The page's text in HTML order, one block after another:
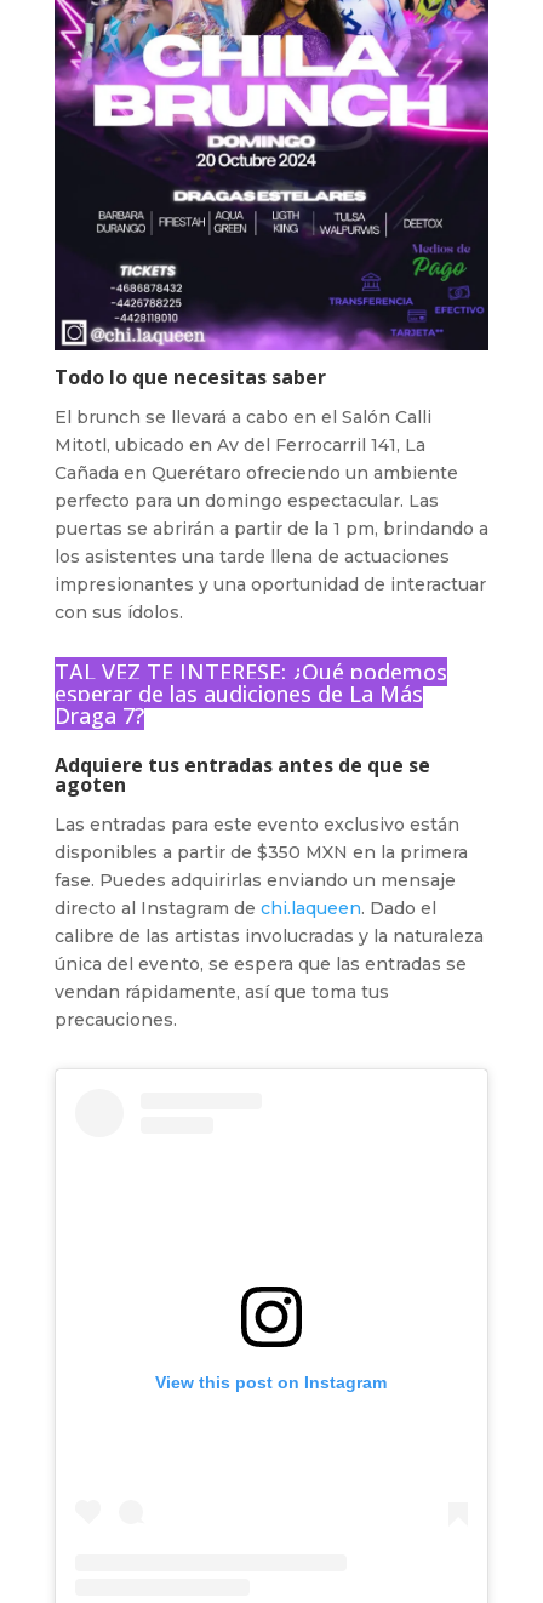
Todo lo que necesitas saber
El brunch se llevará a cabo en el Salón Calli
Mitotl, ubicado en Av del Ferrocarril 141, La
Cañada en Querétaro ofreciendo un ambiente
perfecto para un domingo espectacular. Las
puertas se abrirán a partir de la 1 pm, brindando a
los asistentes una tarde llena de actuaciones
impresionantes y una oportunidad de interactuar
con sus ídolos.
TAL VEZ TE INTERESE: ¿Qué podemos
esperar de las audiciones de La Más
Draga 7?
Adquiere tus entradas antes de que se
agoten
Las entradas para este evento exclusivo están
disponibles a partir de $350 MXN en la primera
fase. Puedes adquirirlas enviando un mensaje
directo al Instagram de chi.laqueen. Dado el
calibre de las artistas involucradas y la naturaleza
única del evento, se espera que las entradas se
vendan rápidamente, así que toma tus
precauciones.
View this post on Instagram